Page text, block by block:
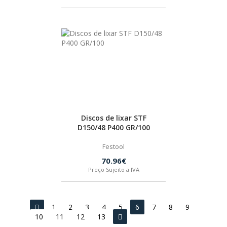
Discos de lixar STF
D150/48 P400 GR/100
Festool
70.96€
Preço Sujeito a IVA
1 2 3 4 5 6 7 8
9
10
11 12 13